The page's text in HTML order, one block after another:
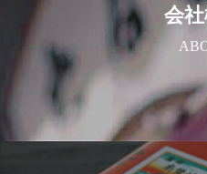
のご連絡や業務のご案内
して、電子メールや資
す。
個人情報の第三者へ
当社は、お客さまより
会